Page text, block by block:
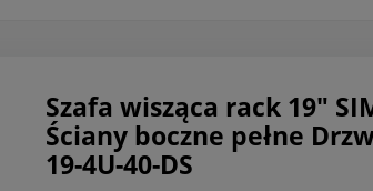
Szafa wisząca rack 19"
Ściany boczne pełne
19-4U-40-DS